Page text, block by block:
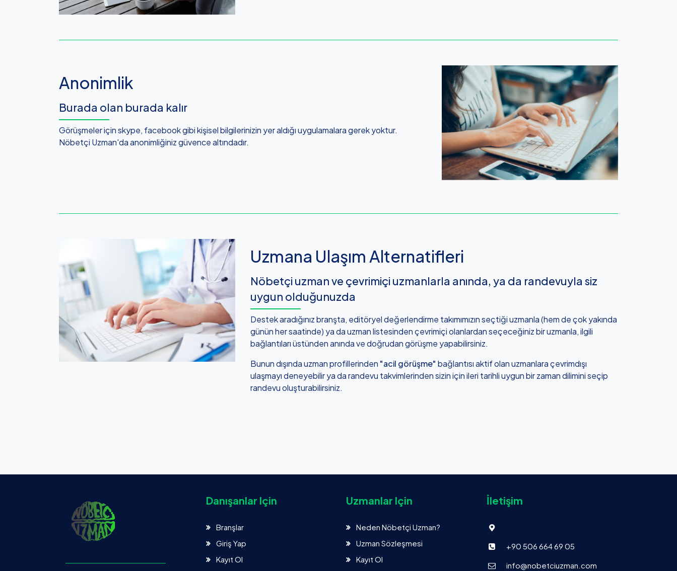
Anonimlik
Burada olan burada kalır
Görüşmeler için skype, facebook gibi kişisel bilgilerinizin yer aldığı uygulamalara gerek yoktur.
Nöbetçi Uzman'da anonimliğiniz güvence altındadır.
Uzmana Ulaşım Alternatifleri
Nöbetçi uzman ve çevrimiçi uzmanlarla anında, ya da randevuyla siz
uygun olduğunuzda
Destek aradığınız branşta, editöryel değerlendirme takımımızın seçtiği uzmanla (hem de çok yakında
günün her saatinde) ya da uzman listesinden çevrimiçi olanlardan seçeceğiniz bir uzmanla, ilgili
bağlantıları üstünden anında ve doğrudan görüşme yapabilirsiniz.
Bunun dışında uzman profillerinden "acil görüşme" bağlantısı aktif olan uzmanlara çevrimdışı
ulaşmayı deneyebilir ya da randevu takvimlerinden sizin için ileri tarihli uygun bir zaman dilimini seçip
randevu oluşturabilirsiniz.
Danışanlar Için
Branşlar
Giriş Yap
Kayıt Ol
Uzmanlar Için
Neden Nöbetçi Uzman?
Uzman Sözleşmesi
Kayıt Ol
İletişim
+90 506 664 69 05
info@nobetciuzman.com